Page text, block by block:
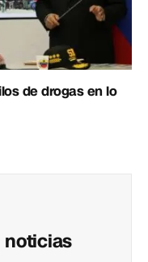
de drogas en lo
noticias